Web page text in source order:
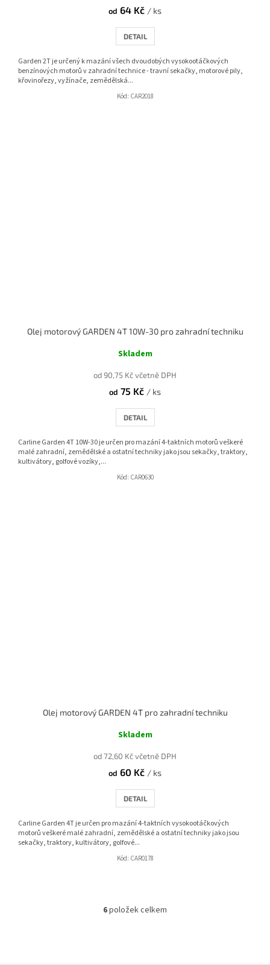
od 64 Kč / ks
DETAIL
Garden 2T je určený k mazání všech dvoudobých vysokootáčkových
benzínových motorů v zahradní technice - travní sekačky, motorové pily,
křovinořezy, vyžínače, zemědělská...
Kód: CAR2018
Olej motorový GARDEN 4T 10W-30 pro zahradní techniku
Skladem
od 90,75 Kč včetně DPH
od 75 Kč / ks
DETAIL
Carline Garden 4T 10W-30 je určen pro mazání 4-taktních motorů veškeré
malé zahradní, zemědělské a ostatní techniky jako jsou sekačky, traktory,
kultivátory, golfové vozíky,...
Kód: CAR0630
Olej motorový GARDEN 4T pro zahradní techniku
Skladem
od 72,60 Kč včetně DPH
od 60 Kč / ks
DETAIL
Carline Garden 4T je určen pro mazání 4-taktních vysokootáčkových
motorů veškeré malé zahradní, zemědělské a ostatní techniky jako jsou
sekačky, traktory, kultivátory, golfové...
Kód: CAR0178
O
6položek celkem